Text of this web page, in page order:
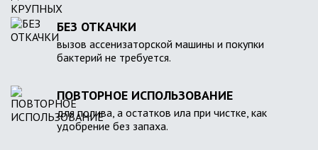
БЕЗ ОТКАЧКИ
вызов ассенизаторской машины и покупки
бактерий не требуется.
ПОВТОРНОЕ ИСПОЛЬЗОВАНИЕ
для полива, а остатков ила при чистке, как
удобрение без запаха.